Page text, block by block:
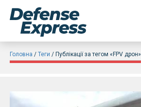
Головна Теги Публікації за тегом «FPV дрон»